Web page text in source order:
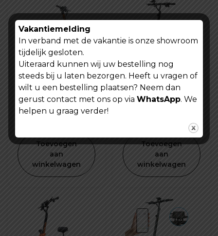
Kukirin G3 PRO
Elektrische step
€1.449,00 Oorspronkelijke
was:
€ 1.449,00.
prijs
€ 1.299,00.
Toevoegen
aan
winkelwagen
S4 Elektrische
step
Toevoegen
aan
winkelwagen
Vakantiemelding
In verband met de vakantie is onze showroom
tijdelijk gesloten.
Uiteraard kunnen wij uw bestelling nog
steeds bij u laten bezorgen. Heeft u vragen of
wilt u een bestelling plaatsen? Neem dan
gerust contact met ons op via WhatsApp. We
helpen u graag verder!